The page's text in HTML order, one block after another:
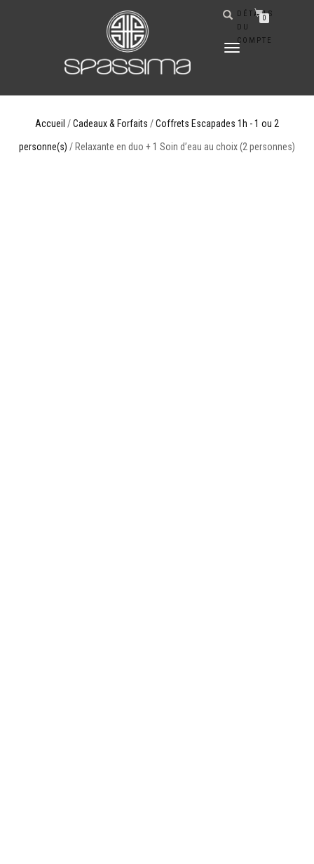
DÉPLIER
DÉTAILS
DU
COMPTE
0
Accueil /Cadeaux & Forfaits /Coffrets Escapades 1h - 1 ou 2
personne(s) / Relaxante en duo + 1 Soin d’eau au choix (2 personnes)